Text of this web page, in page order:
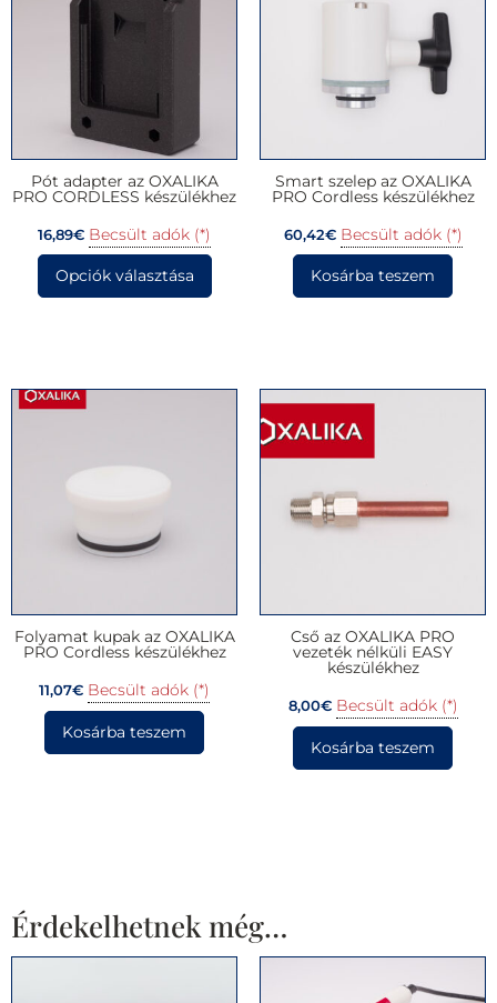
Pót adapter az OXALIKA
PRO CORDLESS készülékhez
16,89€ Becsült adók (*)
Opciók választása
Smart szelep az OXALIKA
PRO Cordless készülékhez
60,42€ Becsült adók (*)
Kosárba teszem
Folyamat kupak az OXALIKA
PRO Cordless készülékhez
11,07€ Becsült adók (*)
Kosárba teszem
Cső az OXALIKA PRO
vezeték nélküli EASY
készülékhez
8,00€ Becsült adók (*)
Kosárba teszem
Érdekelhetnek még…